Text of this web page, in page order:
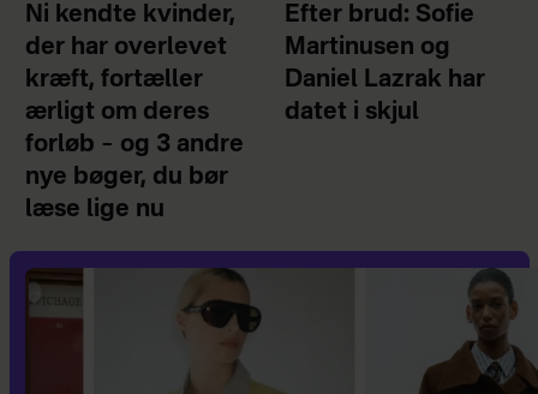
Ni kendte kvinder,
der har overlevet
kræft, fortæller
ærligt om deres
forløb – og 3 andre
nye bøger, du bør
læse lige nu
Efter brud: Sofie
Martinusen og
Daniel Lazrak har
datet i skjul